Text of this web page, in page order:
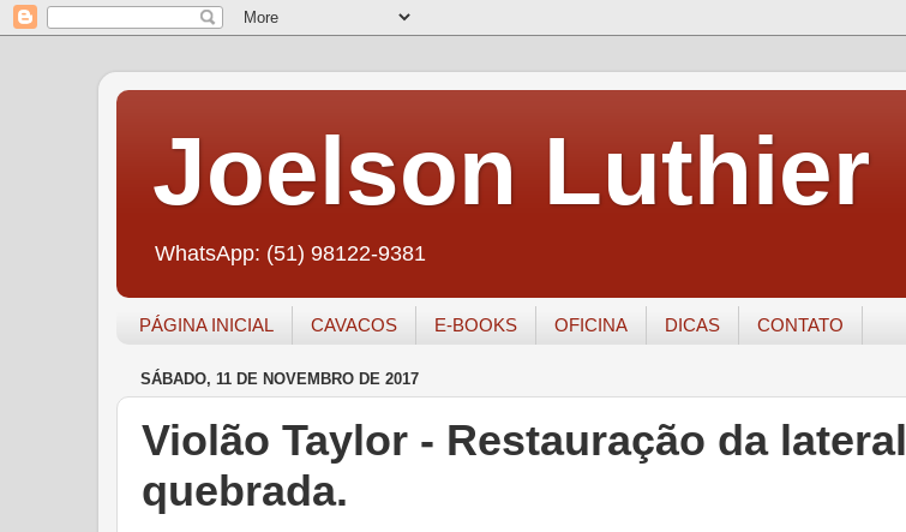
Joelson Luthier
WhatsApp: (51) 98122-9381
PÁGINA INICIAL CAVACOS E-BOOKS OFICINA DICAS CONTATO
SÁBADO, 11 DE NOVEMBRO DE 2017
Violão Taylor - Restauração da lateral
quebrada.